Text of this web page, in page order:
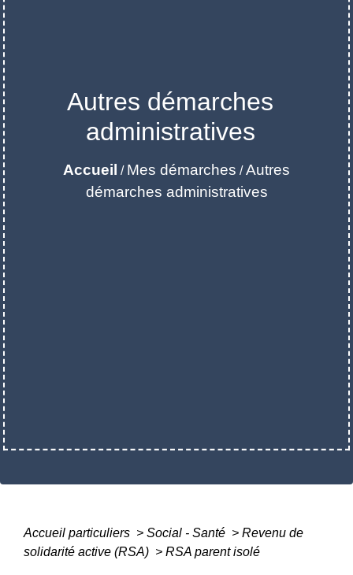
Autres démarches
administratives
Accueil / Mes démarches /Autres
démarches administratives
Accueil particuliers > Social - Santé > Revenu de
solidarité active (RSA) > RSA parent isolé